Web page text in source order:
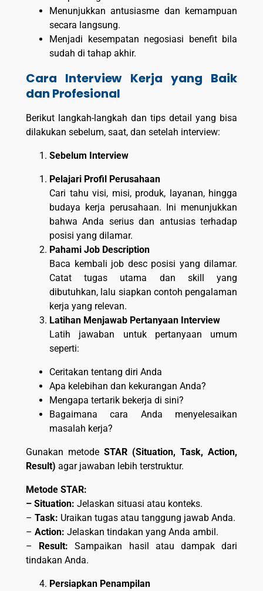
Menunjukkan antusiasme dan kemampuan
secara langsung.
Menjadi kesempatan negosiasi benefit bila
sudah di tahap akhir.
Cara Interview Kerja yang Baik
dan Profesional
Berikut langkah-langkah dan tips detail yang bisa
dilakukan sebelum, saat, dan setelah interview:
Sebelum Interview
Pelajari Profil Perusahaan
Cari tahu visi, misi, produk, layanan, hingga
budaya kerja perusahaan. Ini menunjukkan
bahwa Anda serius dan antusias terhadap
posisi yang dilamar.
Pahami Job Description
Baca kembali job desc posisi yang dilamar.
Catat tugas utama dan skill yang
dibutuhkan, lalu siapkan contoh pengalaman
kerja yang relevan.
Latihan Menjawab Pertanyaan Interview
Latih jawaban untuk pertanyaan umum
seperti:
Ceritakan tentang diri Anda
Apa kelebihan dan kekurangan Anda?
Mengapa tertarik bekerja di sini?
Bagaimana cara Anda menyelesaikan
masalah kerja?
Gunakan metode STAR (Situation, Task, Action,
Result) agar jawaban lebih terstruktur.
Metode STAR:
– Situation: Jelaskan situasi atau konteks.
– Task: Uraikan tugas atau tanggung jawab Anda.
– Action: Jelaskan tindakan yang Anda ambil.
– Result: Sampaikan hasil atau dampak dari
tindakan Anda.
Persiapkan Penampilan